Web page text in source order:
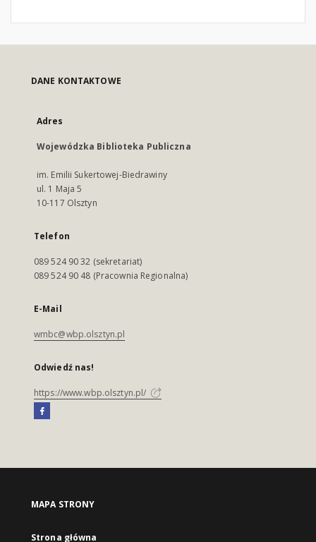
DANE KONTAKTOWE
Adres
Wojewódzka Biblioteka Publiczna
im. Emilii Sukertowej-Biedrawiny
ul. 1 Maja 5
10-117 Olsztyn
Telefon
089 524 90 32 (sekretariat)
089 524 90 48 (Pracownia Regionalna)
E-Mail
wmbc@wbp.olsztyn.pl
Odwiedź nas!
https://www.wbp.olsztyn.pl/
MAPA STRONY
Strona główna